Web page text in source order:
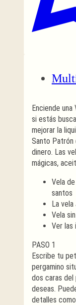
Enciende
si estás
mejorar la
Santo Patrón
dinero. Las
mágicas,
Vela
santos
La
Vela
Ver las
PASO 1
Escribe tu
pergamino
dos caras del
deseas.
detalles